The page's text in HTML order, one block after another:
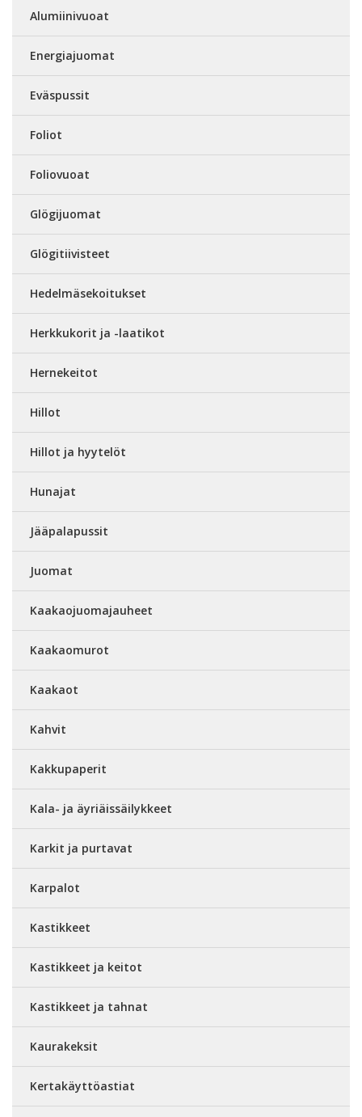
Alumiinivuoat
Energiajuomat
Eväspussit
Foliot
Foliovuoat
Glögijuomat
Glögitiivisteet
Hedelmäsekoitukset
Herkkukorit ja -laatikot
Hernekeitot
Hillot
Hillot ja hyytelöt
Hunajat
Jääpalapussit
Juomat
Kaakaojuomajauheet
Kaakaomurot
Kaakaot
Kahvit
Kakkupaperit
Kala- ja äyriäissäilykkeet
Karkit ja purtavat
Karpalot
Kastikkeet
Kastikkeet ja keitot
Kastikkeet ja tahnat
Kaurakeksit
Kertakäyttöastiat